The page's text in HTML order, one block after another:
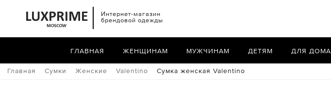
Интернет-магазин
брендовой одежды
ГЛАВНАЯ ЖЕНЩИНАМ МУЖЧИНАМ ДЕТЯМ ДЛЯ ДОМА
Главная Сумки Женские Valentino Сумка женская Valentino